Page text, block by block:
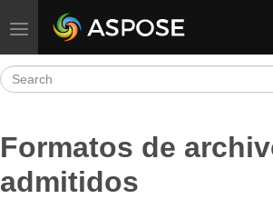
Toggle navigation
Formatos de
admitidos